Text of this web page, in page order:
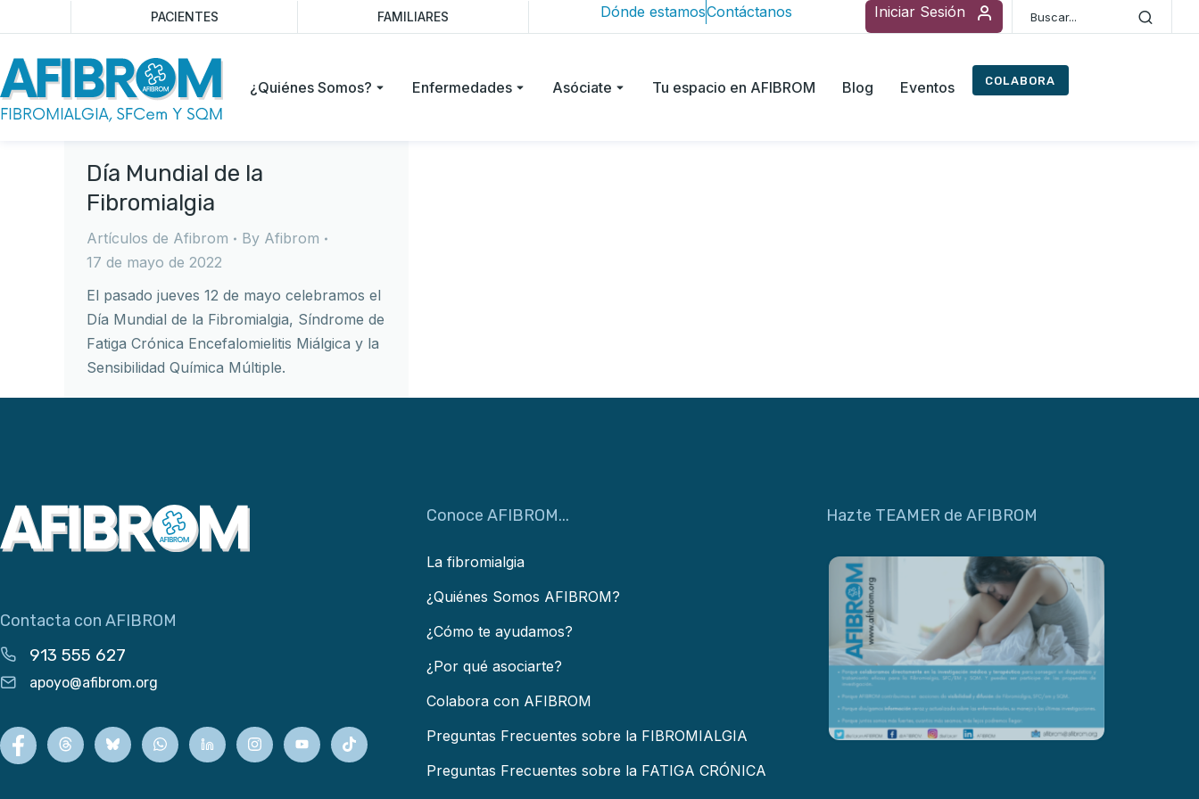
PACIENTES FAMILIARES Dónde estamosContáctanos Iniciar Sesión
¿Quiénes Somos? Enfermedades Asóciate Tu espacio en AFIBROM Blog Eventos COLABORA
Día Mundial de la
Fibromialgia
Artículos de Afibrom By Afibrom
17 de mayo de 2022
El pasado jueves 12 de mayo celebramos el
Día Mundial de la Fibromialgia, Síndrome de
Fatiga Crónica Encefalomielitis Miálgica y la
Sensibilidad Química Múltiple.
Contacta con AFIBROM
913 555 627
apoyo@afibrom.org
Conoce AFIBROM...
La fibromialgia
¿Quiénes Somos AFIBROM?
¿Cómo te ayudamos?
¿Por qué asociarte?
Colabora con AFIBROM
Preguntas Frecuentes sobre la FIBROMIALGIA
Preguntas Frecuentes sobre la FATIGA CRÓNICA
Hazte TEAMER de AFIBROM